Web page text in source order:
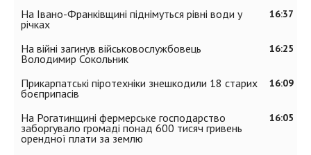
16:37
На Івано-Франківщині піднімуться рівні води у
річках
16:25
На війні загинув військовослужбовець
Володимир Сокольник
16:09
Прикарпатські піротехніки знешкодили 18 старих
боєприпасів
16:05
На Рогатинщині фермерське господарство
заборгувало громаді понад 600 тисяч гривень
орендної плати за землю